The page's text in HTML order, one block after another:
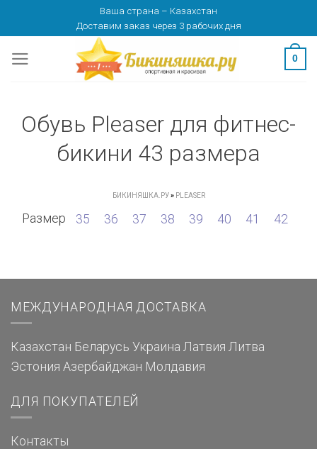
content
Ваша страна – Казахстан
Доставим заказ через 3 рабочих дня
0
Обувь Pleaser для фитнес-
бикини 43 размера
БИКИНЯШКА.РУ» PLEASER
Размер 35 36 37 38 39 40 41 42
МЕЖДУНАРОДНАЯ ДОСТАВКА
Казахстан Беларусь Украина Латвия Литва
Эстония Азербайджан Молдавия
ДЛЯ ПОКУПАТЕЛЕЙ
Контакты